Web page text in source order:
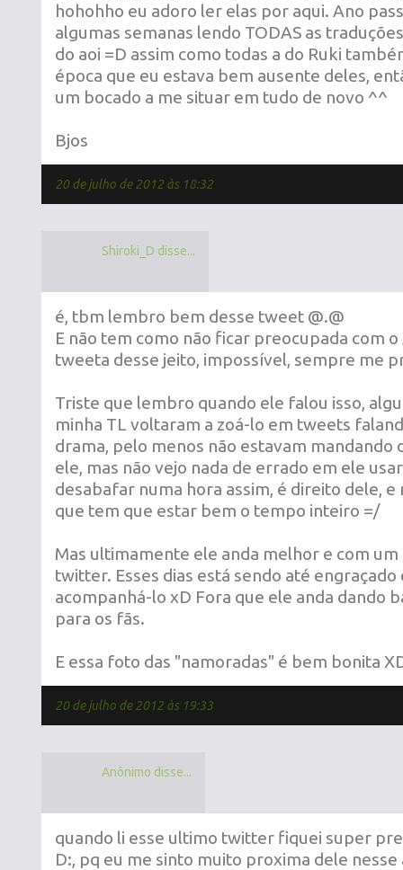
hohohho eu adoro ler elas por aqui. Ano
algumas semanas lendo TODAS as
do aoi =D assim como todas a do Ruki
época que eu estava bem ausente deles,
um bocado a me situar em tudo de novo ^^
Bjos
20 de julho de 2012 às 18:32
Shiroki_D disse...
é, tbm lembro bem desse tweet @.@
E não tem como não ficar preocupada com
tweeta desse jeito, impossível, sempre me
Triste que lembro quando ele falou isso,
minha TL voltaram a zoá-lo em tweets
drama, pelo menos não estavam
ele, mas não vejo nada de errado em ele
desabafar numa hora assim, é direito dele, e
que tem que estar bem o tempo inteiro =/
Mas ultimamente ele anda melhor e com
twitter. Esses dias está sendo até
acompanhá-lo xD Fora que ele anda dando
para os fãs.
E essa foto das "namoradas" é bem bonita
20 de julho de 2012 às 19:33
Anônimo disse...
quando li esse ultimo twitter fiquei super
D:, pq eu me sinto muito proxima dele nesse